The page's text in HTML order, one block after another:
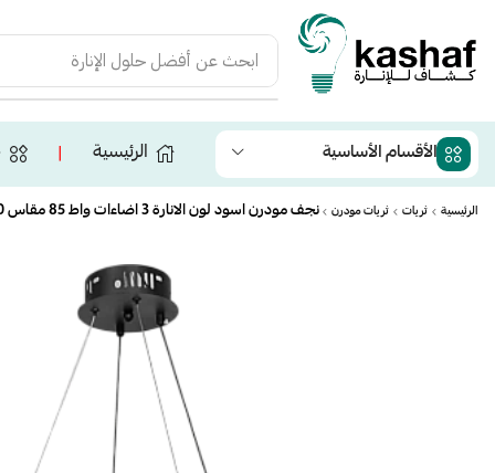
ابحث عن أفضل حلول الإنارة
الأقسام الأساسية الرئيسية ❘
الرئيسية ثريات ثريات مودرن نجف مودرن اسود لون الانارة 3 اضاءات واط 85 مقاس 500 ملم